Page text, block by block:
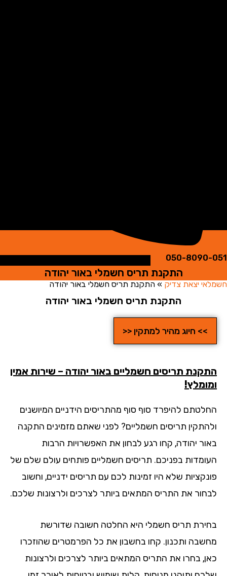
050-
התקנת תריס חשמלי באור יהודה
יצאת צדיק »התקנת תריס חשמלי באור יהודה
התקנת תריס חשמלי באור יהודה
>> חיוג מהיר למתקין <<
תריסים חשמליים באור יהודה – שירות אמין
להיפרד סוף סוף מהתריסים הידניים המיושנים
תריסים חשמליים? לפני שאתם מזמינים התקנה
יהודה, קחו רגע לבחון את האפשרויות הרבות
בפניכם. תריסים חשמליים פותחים עולם שלם של
שלא היו זמינות לכם עם תריסים ידניים, וחשוב
את התריס המתאים ביותר לצרכים ולרצונות שלכם.
תריס חשמלי היא החלטה חשובה שדורשת
ותכנון. קחו בחשבון את כל הפרמטרים שהוזכרו
בחרו את התריס המתאים ביותר לצרכים ולרצונות